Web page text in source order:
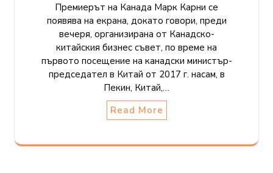
Премиерът на Канада Марк Карни се
появява на екрана, докато говори, преди
вечеря, организирана от Канадско-
китайския бизнес съвет, по време на
първото посещение на канадски министър-
председател в Китай от 2017 г. насам, в
Пекин, Китай,…
Read More